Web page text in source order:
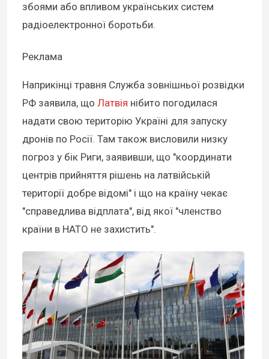
збоями або впливом українських систем
радіоелектронної боротьби.
Реклама
Наприкінці травня Служба зовнішньої розвідки
РФ заявила, що Латвія нібито погодилася
надати свою територію Україні для запуску
дронів по Росії. Там також висловили низку
погроз у бік Риги, заявивши, що "координати
центрів прийняття рішень на латвійській
території добре відомі" і що на країну чекає
"справедлива відплата", від якої "членство
країни в НАТО не захистить".